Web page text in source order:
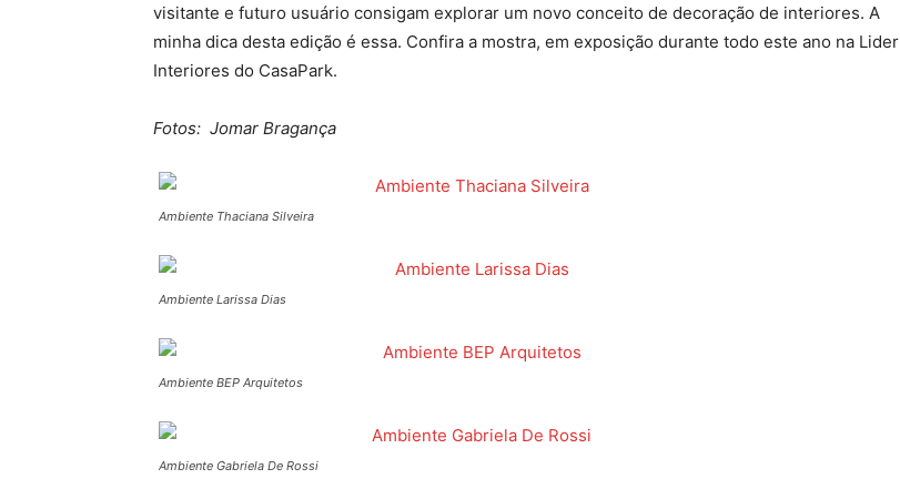
visitante e futuro usuário consigam explorar um novo conceito de decoração de interiores. A
minha dica desta edição é essa. Confira a mostra, em exposição durante todo este ano na Lider
Interiores do CasaPark.
Fotos: Jomar Bragança
Ambiente Thaciana Silveira
Ambiente Larissa Dias
Ambiente BEP Arquitetos
Ambiente Gabriela De Rossi